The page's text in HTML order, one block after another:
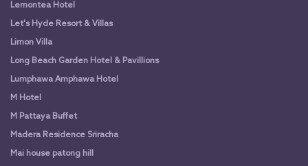
Lemontea Hotel
Let's Hyde Resort & Villas
Limon Villa
Long Beach Garden Hotel & Pavillions
Lumphawa Amphawa Hotel
M Hotel
M Pattaya Buffet
Madera Residence Sriracha
Mai house patong hill